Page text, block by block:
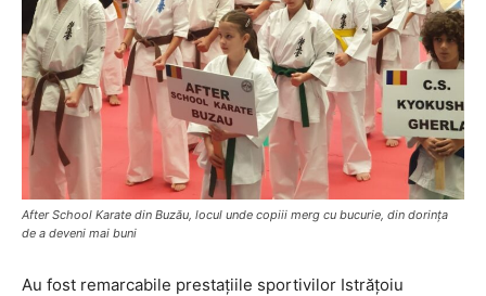
After School Karate din Buzău, locul unde copiii merg cu bucurie, din dorința
de a deveni mai buni
Au fost remarcabile prestațiile sportivilor Istrățoiu